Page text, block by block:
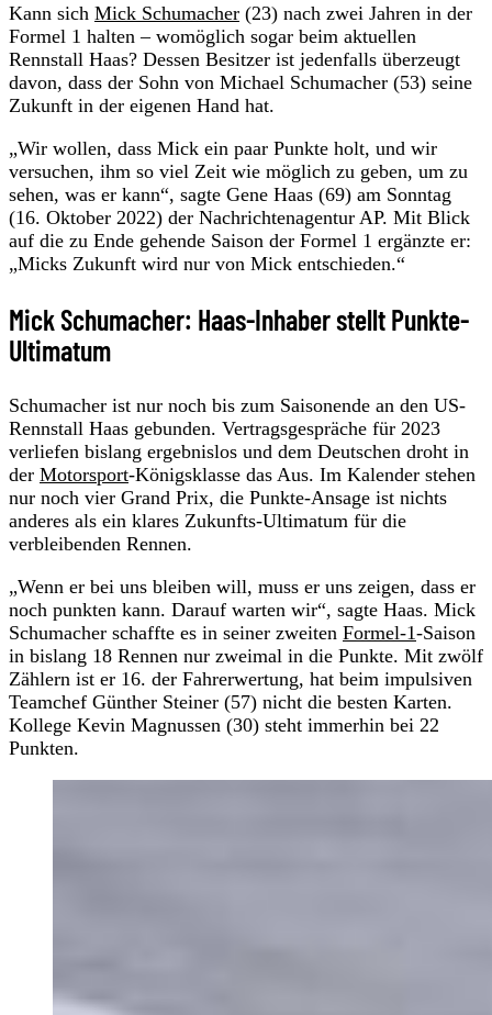
Kann sich Mick Schumacher (23) nach zwei Jahren in der
Formel 1 halten – womöglich sogar beim aktuellen
Rennstall Haas? Dessen Besitzer ist jedenfalls überzeugt
davon, dass der Sohn von Michael Schumacher (53) seine
Zukunft in der eigenen Hand hat.
„Wir wollen, dass Mick ein paar Punkte holt, und wir
versuchen, ihm so viel Zeit wie möglich zu geben, um zu
sehen, was er kann“, sagte Gene Haas (69) am Sonntag
(16. Oktober 2022) der Nachrichtenagentur AP. Mit Blick
auf die zu Ende gehende Saison der Formel 1 ergänzte er:
„Micks Zukunft wird nur von Mick entschieden.“
Mick Schumacher: Haas-Inhaber stellt Punkte-
Ultimatum
Schumacher ist nur noch bis zum Saisonende an den US-
Rennstall Haas gebunden. Vertragsgespräche für 2023
verliefen bislang ergebnislos und dem Deutschen droht in
der Motorsport-Königsklasse das Aus. Im Kalender stehen
nur noch vier Grand Prix, die Punkte-Ansage ist nichts
anderes als ein klares Zukunfts-Ultimatum für die
verbleibenden Rennen.
„Wenn er bei uns bleiben will, muss er uns zeigen, dass er
noch punkten kann. Darauf warten wir“, sagte Haas. Mick
Schumacher schaffte es in seiner zweiten Formel-1-Saison
in bislang 18 Rennen nur zweimal in die Punkte. Mit zwölf
Zählern ist er 16. der Fahrerwertung, hat beim impulsiven
Teamchef Günther Steiner (57) nicht die besten Karten.
Kollege Kevin Magnussen (30) steht immerhin bei 22
Punkten.